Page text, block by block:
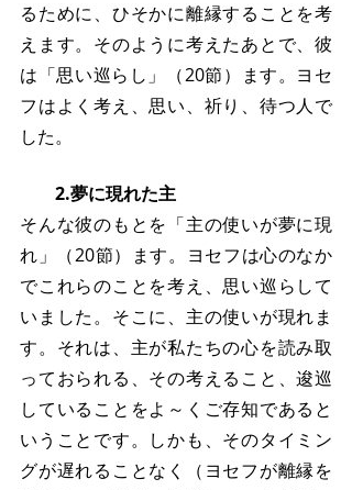
るために、ひそかに離縁することを考
えます。そのように考えたあとで、彼
は「思い巡らし」（20節）ます。ヨセ
フはよく考え、思い、祈り、待つ人で
した。
2.夢に現れた主
そんな彼のもとを「主の使いが夢に現
れ」（20節）ます。ヨセフは心のなか
でこれらのことを考え、思い巡らして
いました。そこに、主の使いが現れま
す。それは、主が私たちの心を読み取
っておられる、その考えること、逡巡
していることをよ～くご存知であると
いうことです。しかも、そのタイミン
グが遅れることなく（ヨセフが離縁を